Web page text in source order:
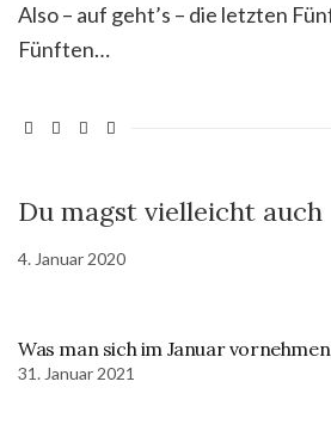
Also – auf geht’s – die letzten
Fünften…
Du magst vielleicht auch
4. Januar 2020
Was man sich im Januar
31. Januar 2021